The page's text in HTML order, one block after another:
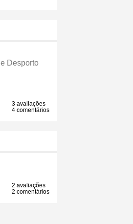
Desporto
3 avaliações
4 comentários
2 avaliações
2 comentários